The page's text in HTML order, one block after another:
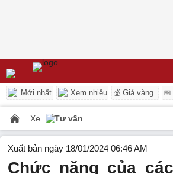
Mới nhất Xem nhiều 💰 Giá vàng
Xe Tư vấn
Xuất bản ngày 18/01/2024 06:46 AM
Chức năng của